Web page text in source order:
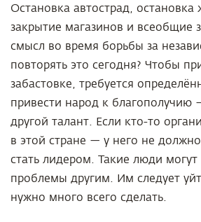
Остановка автострад, остановка
закрытие магазинов и всеобщие
смысл во время борьбы за
повторять это сегодня? Чтобы
забастовке, требуется
привести народ к благополучию
другой талант. Если кто-то
в этой стране — у него не
стать лидером. Такие люди могут
проблемы другим. Им следует
нужно много всего сделать.